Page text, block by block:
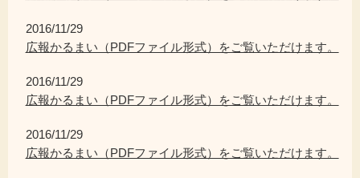
2016/11/29
広報かるまい（PDFファイル形式）をご覧いただけます。
2016/11/29
広報かるまい（PDFファイル形式）をご覧いただけます。
2016/11/29
広報かるまい（PDFファイル形式）をご覧いただけます。